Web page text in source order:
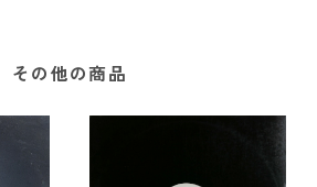
その他の商品